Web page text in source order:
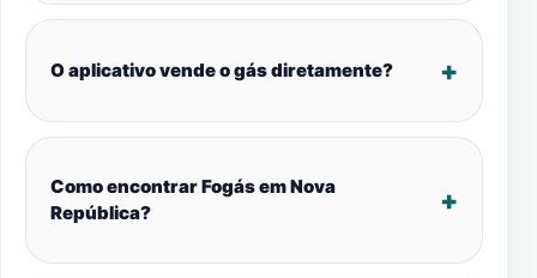
O aplicativo vende o gás diretamente?
Como encontrar Fogás em Nova
República?